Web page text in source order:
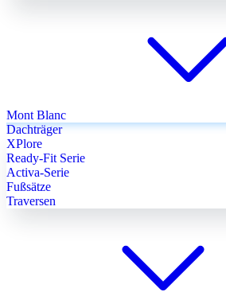
Mont Blanc
Dachträger
XPlore
Ready-Fit Serie
Activa-Serie
Fußsätze
Traversen